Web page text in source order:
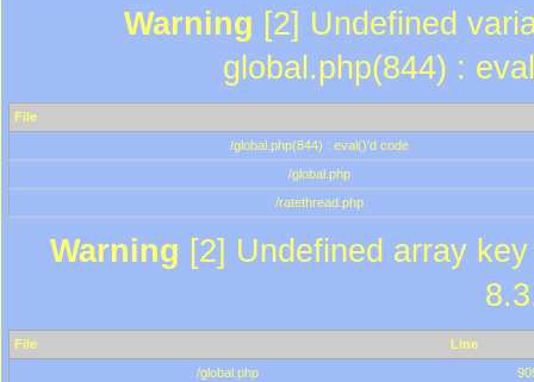
Warning [2] Undefined
global.php(844) :
File
/global.php(844) : eval()'d code
/global.php
/ratethread.php
Warning [2] Undefined array
File
Line
/global.php